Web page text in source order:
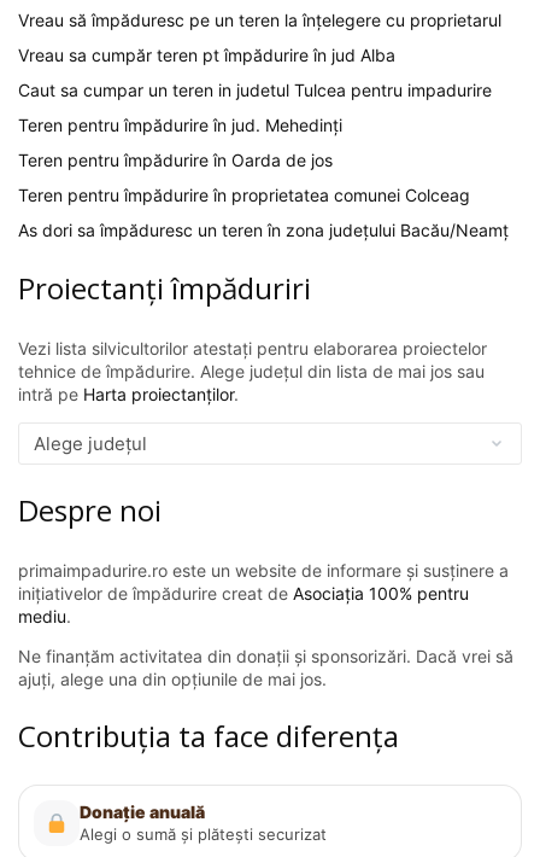
Vreau să împăduresc pe un teren la înțelegere cu proprietarul
Vreau sa cumpăr teren pt împădurire în jud Alba
Caut sa cumpar un teren in judetul Tulcea pentru impadurire
Teren pentru împădurire în jud. Mehedinți
Teren pentru împădurire în Oarda de jos
Teren pentru împădurire în proprietatea comunei Colceag
As dori sa împăduresc un teren în zona județului Bacău/Neamț
Proiectanți împăduriri
Vezi lista silvicultorilor atestați pentru elaborarea proiectelor
tehnice de împădurire. Alege județul din lista de mai jos sau
intră pe Harta proiectanților.
Despre noi
primaimpadurire.ro este un website de informare și susținere a
inițiativelor de împădurire creat de Asociația 100% pentru
mediu.
Ne finanțăm activitatea din donații și sponsorizări. Dacă vrei să
ajuți, alege una din opțiunile de mai jos.
Contribuția ta face diferența
Donație anuală
Alegi o sumă și plătești securizat